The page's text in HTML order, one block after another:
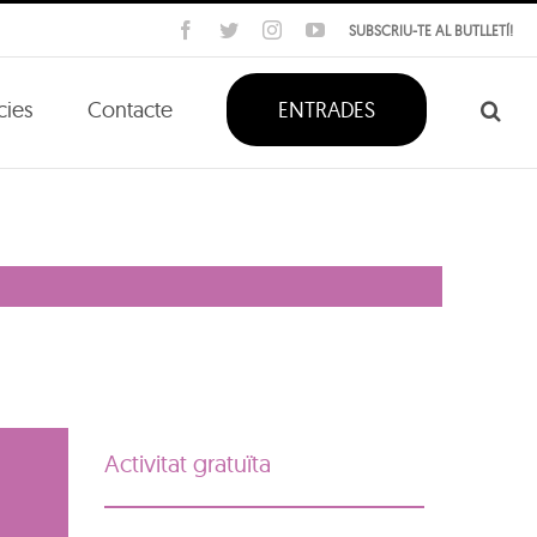
SUBSCRIU-TE AL BUTLLETÍ!
Facebook
TwitterInstagramYouTube
Contacte ENTRADES
Activitat gratuïta